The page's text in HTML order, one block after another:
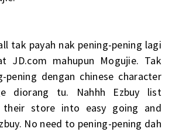
tak payah nak pening-pening lagi
JD.com mahupun Mogujie. Tak
pening dengan chinese character
diorang tu. Nahhh Ezbuy list
their store into easy going and
No need to pening-pening dah